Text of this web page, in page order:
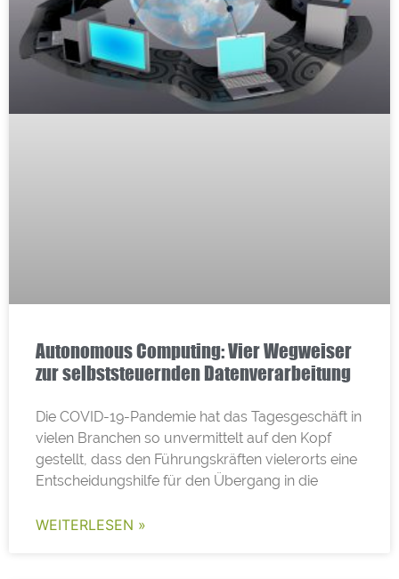
Autonomous Computing: Vier Wegweiser
zur selbststeuernden Datenverarbeitung
Die COVID-19-Pandemie hat das Tagesgeschäft in
vielen Branchen so unvermittelt auf den Kopf
gestellt, dass den Führungskräften vielerorts eine
Entscheidungshilfe für den Übergang in die
WEITERLESEN »